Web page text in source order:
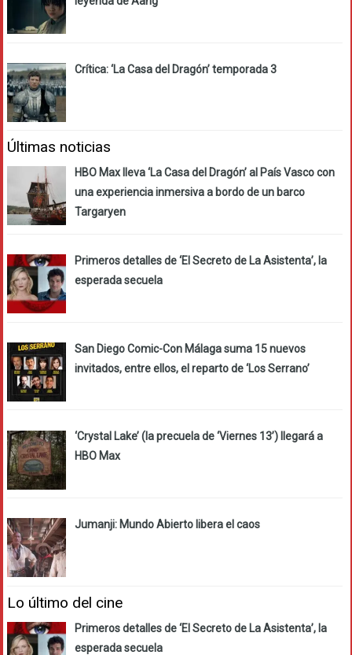
Crítica: ‘La Casa del Dragón’ temporada 3
Últimas noticias
HBO Max lleva ‘La Casa del Dragón’ al País Vasco con
una experiencia inmersiva a bordo de un barco
Targaryen
Primeros detalles de ‘El Secreto de La Asistenta’, la
esperada secuela
San Diego Comic-Con Málaga suma 15 nuevos
invitados, entre ellos, el reparto de ‘Los Serrano’
‘Crystal Lake’ (la precuela de ‘Viernes 13’) llegará a
HBO Max
Jumanji: Mundo Abierto libera el caos
Lo último del cine
Primeros detalles de ‘El Secreto de La Asistenta’, la
esperada secuela